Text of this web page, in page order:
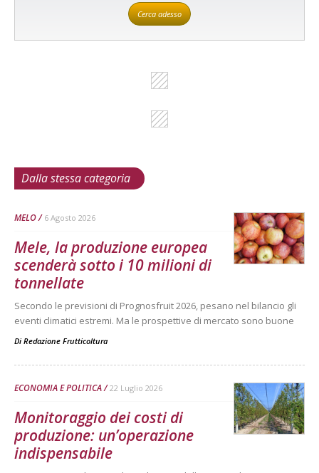
Cerca adesso
Dalla stessa categoria
MELO 6 Agosto 2026
Mele, la produzione europea
scenderà sotto i 10 milioni di
tonnellate
Secondo le previsioni di Prognosfruit 2026, pesano nel bilancio gli
eventi climatici estremi. Ma le prospettive di mercato sono buone
Di Redazione Frutticoltura
ECONOMIA E POLITICA 22 Luglio 2026
Monitoraggio dei costi di
produzione: un’operazione
indispensabile